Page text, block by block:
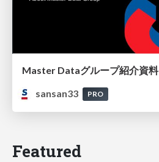
Master Dataグループ紹介資料
sansan33
PRO
Featured